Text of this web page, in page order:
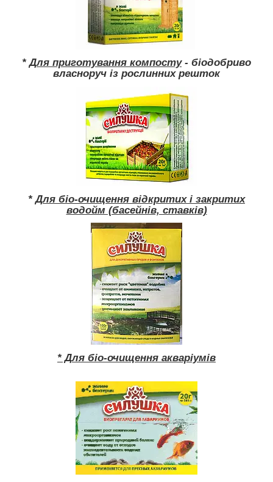
*Для приготування компосту- біодобриво
власноруч із рослинних решток
*Для біо-очищення відкритих і закритих
водойм (басейнів, ставків)
* Для біо-очищення акваріумів